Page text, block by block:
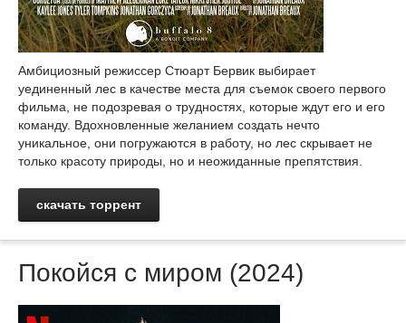
Амбициозный режиссер Стюарт Бервик выбирает
уединенный лес в качестве места для съемок своего первого
фильма, не подозревая о трудностях, которые ждут его и его
команду. Вдохновленные желанием создать нечто
уникальное, они погружаются в работу, но лес скрывает не
только красоту природы, но и неожиданные препятствия.
скачать торрент
Покойся с миром (2024)